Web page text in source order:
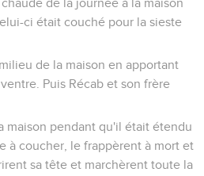
de la journée à la maison
ci était couché pour la sieste
de la maison en apportant
Puis Récab et son frère
maison pendant qu'il était étendu
à coucher, le frappèrent à mort et
sa tête et marchèrent toute la